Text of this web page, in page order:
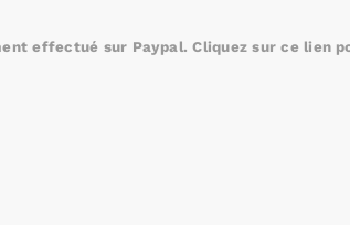
effectué sur Paypal. Cliquez sur ce lien